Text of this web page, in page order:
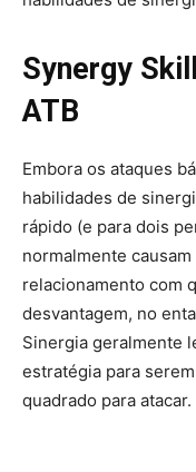
Synergy
ATB
Embora os ataques
habilidades de
rápido (e para dois
normalmente
relacionamento com
desvantagem, no
Sinergia geralmente
estratégia para
quadrado para atacar.